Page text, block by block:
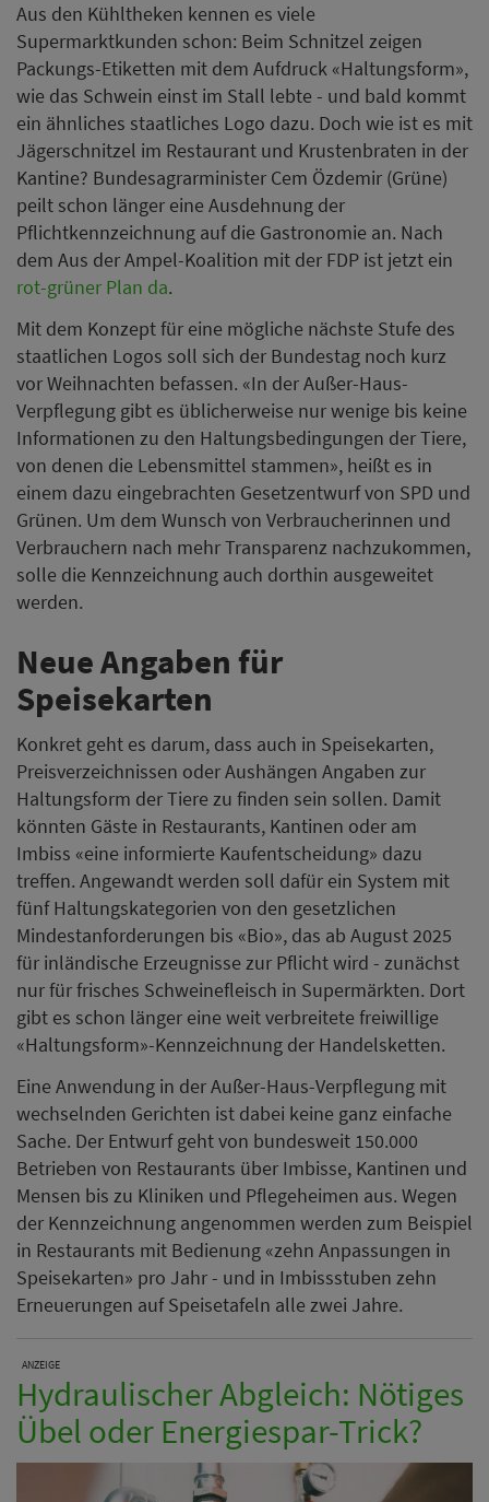
Aus den Kühltheken kennen es viele
Supermarktkunden schon: Beim Schnitzel zeigen
Packungs-Etiketten mit dem Aufdruck «Haltungsform»,
wie das Schwein einst im Stall lebte - und bald kommt
ein ähnliches staatliches Logo dazu. Doch wie ist es mit
Jägerschnitzel im Restaurant und Krustenbraten in der
Kantine? Bundesagrarminister Cem Özdemir (Grüne)
peilt schon länger eine Ausdehnung der
Pflichtkennzeichnung auf die Gastronomie an. Nach
dem Aus der Ampel-Koalition mit der FDP ist jetzt ein
rot-grüner Plan da.
Mit dem Konzept für eine mögliche nächste Stufe des
staatlichen Logos soll sich der Bundestag noch kurz
vor Weihnachten befassen. «In der Außer-Haus-
Verpflegung gibt es üblicherweise nur wenige bis keine
Informationen zu den Haltungsbedingungen der Tiere,
von denen die Lebensmittel stammen», heißt es in
einem dazu eingebrachten Gesetzentwurf von SPD und
Grünen. Um dem Wunsch von Verbraucherinnen und
Verbrauchern nach mehr Transparenz nachzukommen,
solle die Kennzeichnung auch dorthin ausgeweitet
werden.
Neue Angaben für
Speisekarten
Konkret geht es darum, dass auch in Speisekarten,
Preisverzeichnissen oder Aushängen Angaben zur
Haltungsform der Tiere zu finden sein sollen. Damit
könnten Gäste in Restaurants, Kantinen oder am
Imbiss «eine informierte Kaufentscheidung» dazu
treffen. Angewandt werden soll dafür ein System mit
fünf Haltungskategorien von den gesetzlichen
Mindestanforderungen bis «Bio», das ab August 2025
für inländische Erzeugnisse zur Pflicht wird - zunächst
nur für frisches Schweinefleisch in Supermärkten. Dort
gibt es schon länger eine weit verbreitete freiwillige
«Haltungsform»-Kennzeichnung der Handelsketten.
Eine Anwendung in der Außer-Haus-Verpflegung mit
wechselnden Gerichten ist dabei keine ganz einfache
Sache. Der Entwurf geht von bundesweit 150.000
Betrieben von Restaurants über Imbisse, Kantinen und
Mensen bis zu Kliniken und Pflegeheimen aus. Wegen
der Kennzeichnung angenommen werden zum Beispiel
in Restaurants mit Bedienung «zehn Anpassungen in
Speisekarten» pro Jahr - und in Imbissstuben zehn
Erneuerungen auf Speisetafeln alle zwei Jahre.
ANZEIGE
Hydraulischer Abgleich: Nötiges
Übel oder Energiespar-Trick?